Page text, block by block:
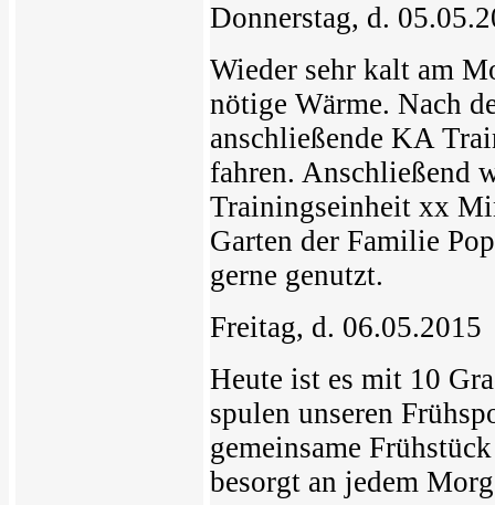
Donnerstag, d.
Wieder sehr kalt am
nötige Wärme. Nach
anschließende KA
fahren. Anschließend
Trainingseinheit xx
Garten der Familie
gerne genutzt.
Freitag, d. 06.05.2015
Heute ist es mit 10
spulen unseren
gemeinsame
besorgt an jedem